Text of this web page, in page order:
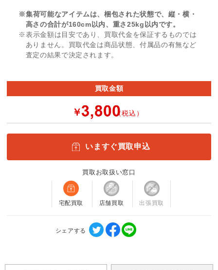
※集荷可能なアイテムは、梱包された状態で、縦・横・
高さの合計が160cm以内、重さ25kg以内です。
※表示金額は目安であり、買取代金を保証するものでは
ありません。買取代金は商品状態、付属品の有無など
査定の結果で決定されます。
買取金額
￥ （税込）
いますぐ買取申込
買取お取扱い窓口
宅配買取 店舗買取 出張買取
シェアする